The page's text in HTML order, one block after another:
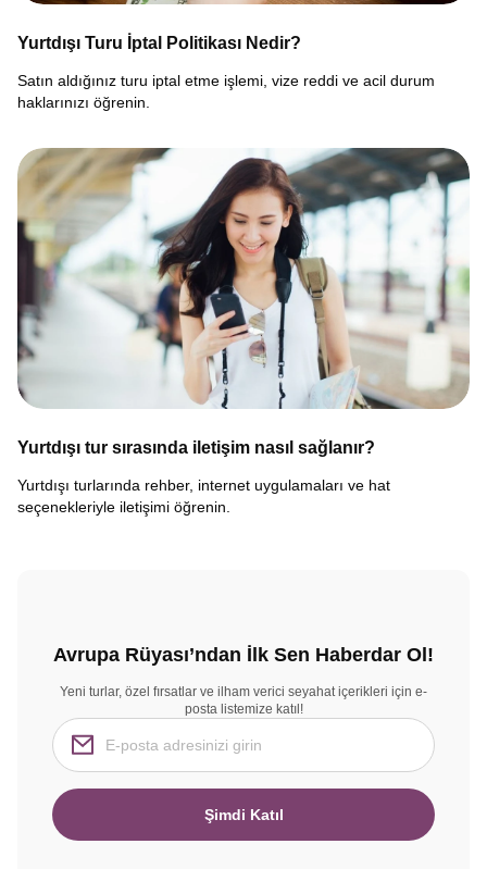
Yurtdışı Turu İptal Politikası Nedir?
Satın aldığınız turu iptal etme işlemi, vize reddi ve acil durum
haklarınızı öğrenin.
Yurtdışı tur sırasında iletişim nasıl sağlanır?
Yurtdışı turlarında rehber, internet uygulamaları ve hat
seçenekleriyle iletişimi öğrenin.
Avrupa Rüyası’ndan İlk Sen Haberdar Ol!
Yeni turlar, özel fırsatlar ve ilham verici seyahat içerikleri için e-
posta listemize katıl!
Şimdi Katıl